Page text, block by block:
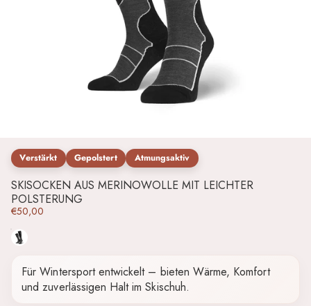
Verstärkt Gepolstert Atmungsaktiv
SKISOCKEN AUS MERINOWOLLE MIT LEICHTER
POLSTERUNG
€50,00
Schwarz
Für Wintersport entwickelt – bieten Wärme, Komfort
und zuverlässigen Halt im Skischuh.